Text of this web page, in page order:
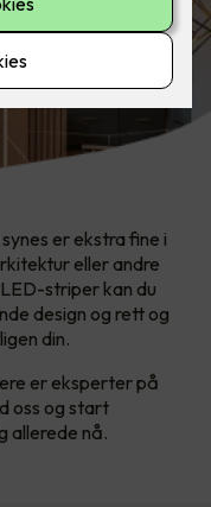
er ekstra fine i
eller andre
striper kan du
design og rett og
din.
er eksperter på
oss og start
allerede nå.